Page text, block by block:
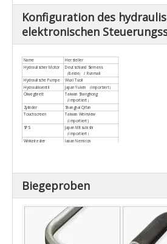
Konfiguration des
elektronischen
Name
Hersteller
Hydraulischer Motor
Deutschland Siemens
（Beide） / Runmali
Hydraulische Pumpe
Wuxi Tuoli
Hydraulikventil
Japan Yuken （Importiert）
Ölwegbrett
Taiwan Shanghong
（Importiert）
Zylinder
Shanghai Qifan
Touchscreen
Taiwan Weinview
（Importiert)
SPS
Japan Mitsubishi
（Importiert）
Winkelregler
Japan Nemicon
Schütz
SCHNEIDER
Biegeproben